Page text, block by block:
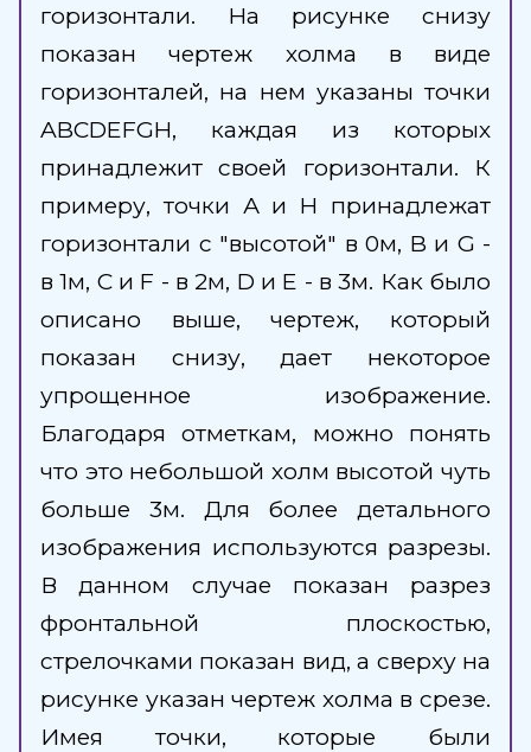
горизонтали. На рисунке снизу
показан чертеж холма в виде
горизонталей, на нем указаны точки
ABCDEFGH, каждая из которых
принадлежит своей горизонтали. К
примеру, точки А и H принадлежат
горизонтали с "высотой" в 0м, B и G -
в 1м, С и F - в 2м, D и E - в 3м. Как было
описано выше, чертеж, который
показан снизу, дает некоторое
упрощенное изображение.
Благодаря отметкам, можно понять
что это небольшой холм высотой чуть
больше 3м. Для более детального
изображения используются разрезы.
В данном случае показан разрез
фронтальной плоскостью,
стрелочками показан вид, а сверху на
рисунке указан чертеж холма в срезе.
Имея точки, которые были